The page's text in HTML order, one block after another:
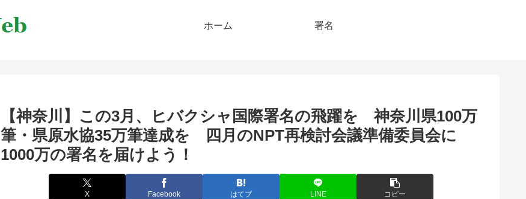
ホーム 署名
【神奈川】この3月、ヒバクシャ国際署名の飛躍を 神奈川県100万
筆・県原水協35万筆達成を 四月のNPT再検討会議準備委員会に
1000万の署名を届けよう！
X Facebook はてブ LINE コピー